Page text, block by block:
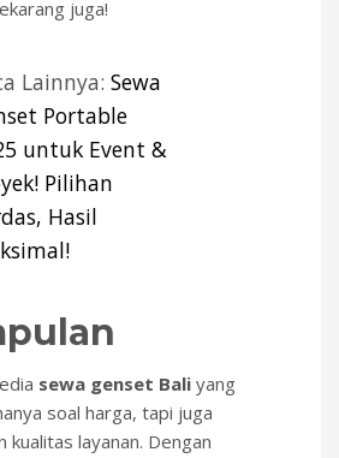
juga!
Lainnya: Sewa
Portable
untuk Event &
Pilihan
Hasil
sewa genset Bali yang
soal harga, tapi juga
kualitas layanan. Dengan